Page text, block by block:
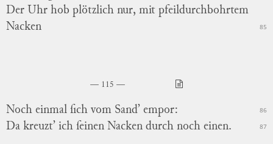
Der Uhr hob plötzlich nur, mit pfeildurchbohrtem
Nacken
85
115
Noch einmal ſich vom Sand’ empor: 86
Da kreuzt’ ich ſeinen Nacken durch noch einen. 87